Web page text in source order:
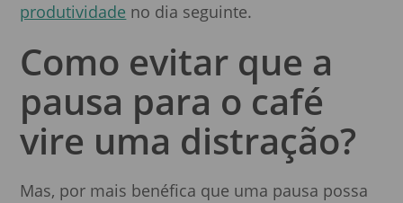
produtividade no dia seguinte.
Como evitar que a
pausa para o café
vire uma distração?
Mas, por mais benéfica que uma pausa possa